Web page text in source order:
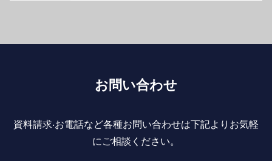
お問い合わせ
資料請求‧お電話など各種お問い合わせは下記よりお気軽
にご相談ください。